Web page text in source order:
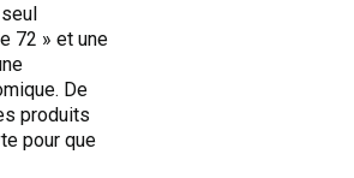
72 » et une
De
produits
pour que